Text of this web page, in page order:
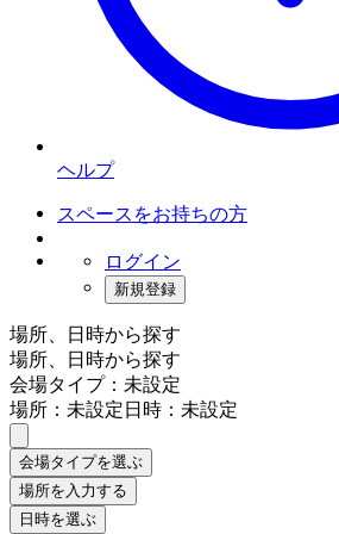
ヘルプ
スペースをお持ちの方
ログイン
新規登録
場所、日時から探す
場所、日時から探す
会場タイプ：未設定
場所：未設定日時：未設定
会場タイプを選ぶ
場所を入力する
日時を選ぶ